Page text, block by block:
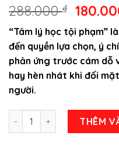
288.000₫
Giá
gốc
là:
“Tâm lý học tội phạm”
đến quyền lựa chọn, ý
phản ứng trước cám dỗ
hay hèn nhát khi đối
người.
Combo 2 Cuốn: Tâm Lý
THÊM